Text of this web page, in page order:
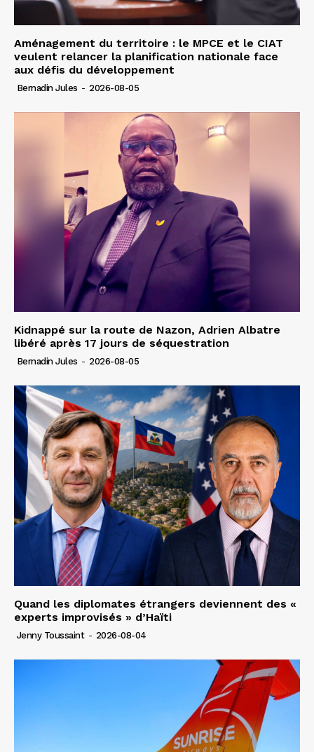
Aménagement du territoire : le MPCE et le CIAT
veulent relancer la planification nationale face
aux défis du développement
Bernadin Jules - 2026-08-05
Kidnappé sur la route de Nazon, Adrien Albatre
libéré après 17 jours de séquestration
Bernadin Jules - 2026-08-05
Quand les diplomates étrangers deviennent des «
experts improvisés » d’Haïti
Jenny Toussaint - 2026-08-04